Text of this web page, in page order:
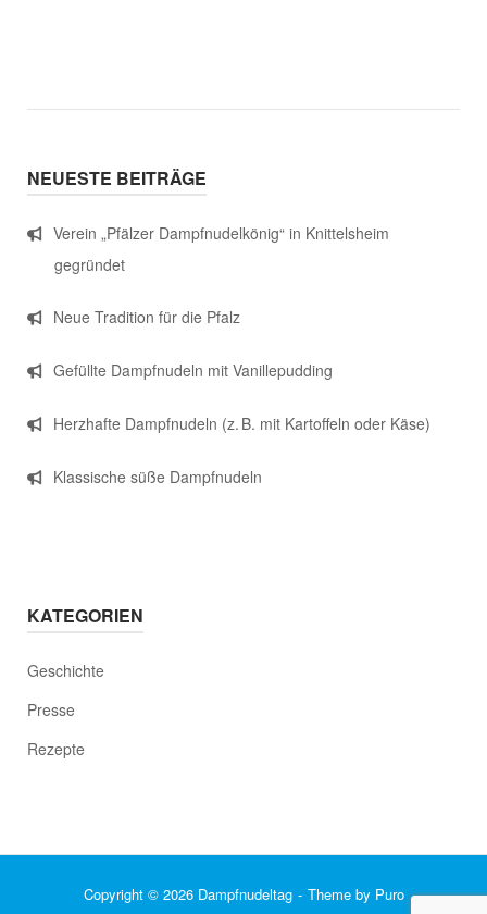
NEUESTE BEITRÄGE
Verein „Pfälzer Dampfnudelkönig“ in Knittelsheim
gegründet
Neue Tradition für die Pfalz
Gefüllte Dampfnudeln mit Vanillepudding
Herzhafte Dampfnudeln (z. B. mit Kartoffeln oder Käse)
Klassische süße Dampfnudeln
KATEGORIEN
Geschichte
Presse
Rezepte
Copyright © 2026 Dampfnudeltag Theme by Puro